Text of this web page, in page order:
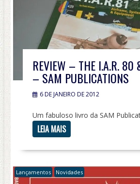
REVIEW – THE I.A.R. 80
– SAM PUBLICATIONS
6 DE JANEIRO DE 2012
Um fabuloso livro da SAM
LEIA MAIS
Lançamentos Novidades